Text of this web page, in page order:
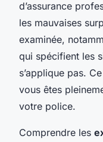
d’assurance
les mauvaises
examinée,
qui spécifient les
s’applique pas.
vous êtes
votre police.
Comprendre les